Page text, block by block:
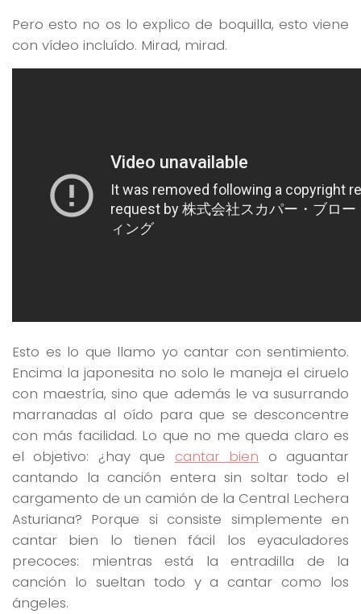
Pero esto no os lo explico de boquilla, esto viene
con vídeo incluído. Mirad, mirad.
Esto es lo que llamo yo cantar con sentimiento.
Encima la japonesita no solo le maneja el ciruelo
con maestría, sino que además le va susurrando
marranadas al oído para que se desconcentre
con más facilidad. Lo que no me queda claro es
el objetivo: ¿hay que cantar bien o aguantar
cantando la canción entera sin soltar todo el
cargamento de un camión de la Central Lechera
Asturiana? Porque si consiste simplemente en
cantar bien lo tienen fácil los eyaculadores
precoces: mientras está la entradilla de la
canción lo sueltan todo y a cantar como los
ángeles.